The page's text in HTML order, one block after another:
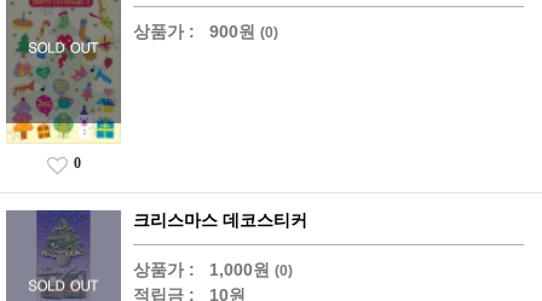
상품가 : 900원 (0)
0
크리스마스 데코스티커
상품가 : 1,000원 (0)
적립금 : 10원